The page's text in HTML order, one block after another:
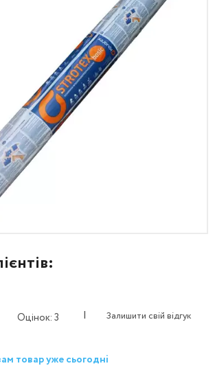
Оцінок: 3 | Залишити свій відгук
товар уже сьогодні